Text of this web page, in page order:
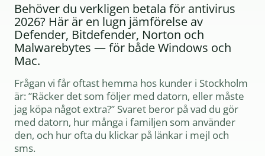
Behöver du verkligen betala för antivirus
2026? Här är en lugn jämförelse av
Defender, Bitdefender, Norton och
Malwarebytes — för både Windows och
Mac.
Frågan vi får oftast hemma hos kunder i Stockholm
är: ”Räcker det som följer med datorn, eller måste
jag köpa något extra?” Svaret beror på vad du gör
med datorn, hur många i familjen som använder
den, och hur ofta du klickar på länkar i mejl och
sms.